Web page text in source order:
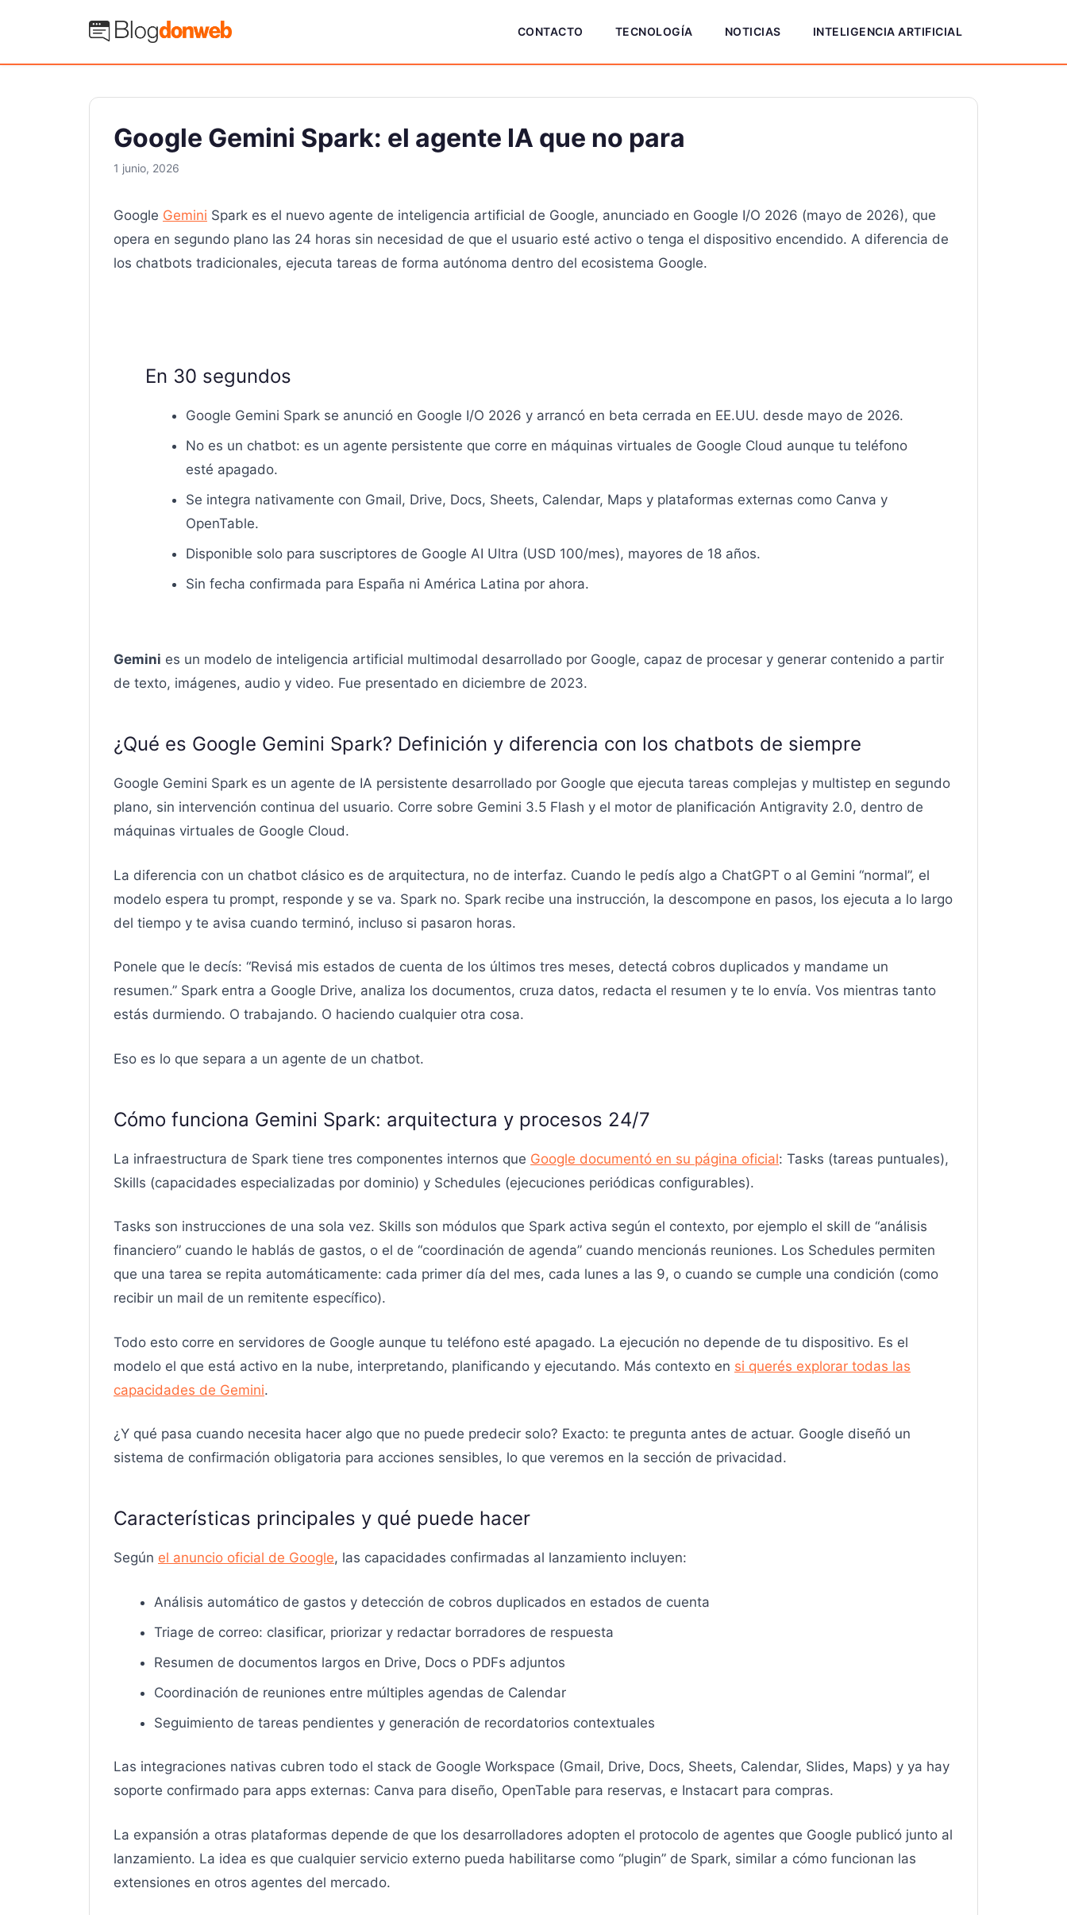
Blog Donweb CONTACTO TECNOLOGÍA NOTICIAS INTELIGENCIA ARTIFICIAL
Google Gemini Spark: el agente IA que no para
1 junio, 2026
Google Gemini Spark es el nuevo agente de inteligencia artificial de Google, anunciado en Google I/O 2026 (mayo de 2026), que
opera en segundo plano las 24 horas sin necesidad de que el usuario esté activo o tenga el dispositivo encendido. A diferencia de
los chatbots tradicionales, ejecuta tareas de forma autónoma dentro del ecosistema Google.
En 30 segundos
Google Gemini Spark se anunció en Google I/O 2026 y arrancó en beta cerrada en EE.UU. desde mayo de 2026.
No es un chatbot: es un agente persistente que corre en máquinas virtuales de Google Cloud aunque tu teléfono
esté apagado.
Se integra nativamente con Gmail, Drive, Docs, Sheets, Calendar, Maps y plataformas externas como Canva y
OpenTable.
Disponible solo para suscriptores de Google AI Ultra (USD 100/mes), mayores de 18 años.
Sin fecha confirmada para España ni América Latina por ahora.
Gemini es un modelo de inteligencia artificial multimodal desarrollado por Google, capaz de procesar y generar contenido a partir
de texto, imágenes, audio y video. Fue presentado en diciembre de 2023.
¿Qué es Google Gemini Spark? Definición y diferencia con los chatbots de siempre
Google Gemini Spark es un agente de IA persistente desarrollado por Google que ejecuta tareas complejas y multistep en segundo
plano, sin intervención continua del usuario. Corre sobre Gemini 3.5 Flash y el motor de planificación Antigravity 2.0, dentro de
máquinas virtuales de Google Cloud.
La diferencia con un chatbot clásico es de arquitectura, no de interfaz. Cuando le pedís algo a ChatGPT o al Gemini “normal”, el
modelo espera tu prompt, responde y se va. Spark no. Spark recibe una instrucción, la descompone en pasos, los ejecuta a lo largo
del tiempo y te avisa cuando terminó, incluso si pasaron horas.
Ponele que le decís: “Revisá mis estados de cuenta de los últimos tres meses, detectá cobros duplicados y mandame un
resumen.” Spark entra a Google Drive, analiza los documentos, cruza datos, redacta el resumen y te lo envía. Vos mientras tanto
estás durmiendo. O trabajando. O haciendo cualquier otra cosa.
Eso es lo que separa a un agente de un chatbot.
Cómo funciona Gemini Spark: arquitectura y procesos 24/7
La infraestructura de Spark tiene tres componentes internos que Google documentó en su página oficial: Tasks (tareas puntuales),
Skills (capacidades especializadas por dominio) y Schedules (ejecuciones periódicas configurables).
Tasks son instrucciones de una sola vez. Skills son módulos que Spark activa según el contexto, por ejemplo el skill de “análisis
financiero” cuando le hablás de gastos, o el de “coordinación de agenda” cuando mencionás reuniones. Los Schedules permiten
que una tarea se repita automáticamente: cada primer día del mes, cada lunes a las 9, o cuando se cumple una condición (como
recibir un mail de un remitente específico).
Todo esto corre en servidores de Google aunque tu teléfono esté apagado. La ejecución no depende de tu dispositivo. Es el
modelo el que está activo en la nube, interpretando, planificando y ejecutando. Más contexto en si querés explorar todas las
capacidades de Gemini.
¿Y qué pasa cuando necesita hacer algo que no puede predecir solo? Exacto: te pregunta antes de actuar. Google diseñó un
sistema de confirmación obligatoria para acciones sensibles, lo que veremos en la sección de privacidad.
Características principales y qué puede hacer
Según el anuncio oficial de Google, las capacidades confirmadas al lanzamiento incluyen:
Análisis automático de gastos y detección de cobros duplicados en estados de cuenta
Triage de correo: clasificar, priorizar y redactar borradores de respuesta
Resumen de documentos largos en Drive, Docs o PDFs adjuntos
Coordinación de reuniones entre múltiples agendas de Calendar
Seguimiento de tareas pendientes y generación de recordatorios contextuales
Las integraciones nativas cubren todo el stack de Google Workspace (Gmail, Drive, Docs, Sheets, Calendar, Slides, Maps) y ya hay
soporte confirmado para apps externas: Canva para diseño, OpenTable para reservas, e Instacart para compras.
La expansión a otras plataformas depende de que los desarrolladores adopten el protocolo de agentes que Google publicó junto al
lanzamiento. La idea es que cualquier servicio externo pueda habilitarse como “plugin” de Spark, similar a cómo funcionan las
extensiones en otros agentes del mercado.